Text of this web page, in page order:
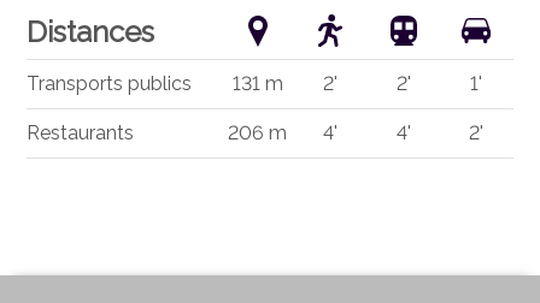
Distances
Transports publics 131 m 2' 2' 1'
Restaurants 206 m 4' 4' 2'